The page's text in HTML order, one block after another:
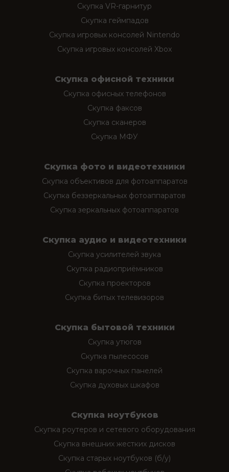
Скупка VR-гарнитур
Скупка геймпадов
Скупка игровых консолей Nintendo
Скупка игровых консолей Xbox
Скупка офисной техники
Скупка офисных телефонов
Скупка факсов
Скупка сканеров
Скупка МФУ
Скупка фото и видеотехники
Скупка объективов для фотоаппаратов
Скупка беззеркальных фотоаппаратов
Скупка зеркальных фотоаппаратов
Скупка аудио и видеотехники
Скупка усилителей звука
Скупка радиоприёмников
Скупка проекторов
Скупка битых телевизоров
Скупка бытовой техники
Скупка утюгов
Скупка пылесосов
Скупка варочных панелей
Скупка духовых шкафов
Скупка ноутбуков
Скупка роутеров и сетевого оборудования
Скупка внешних жестких дисков
Скупка старых ноутбуков (б/у)